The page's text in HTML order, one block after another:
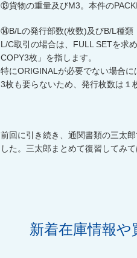
⑬貨物の重量及びM3。本件の
⑭B/L の発行部数(枚数)及びB/L 種類
L/C取引の場合は、 FULL SETを求
COPY3枚」を指します。
特にORIGINAL が必要でない場合に
3枚も要らないため、発行枚数は１
前回に引き続き、通関書類の三太郎
した。三太郎まとめて復習してみて
新着在庫情報